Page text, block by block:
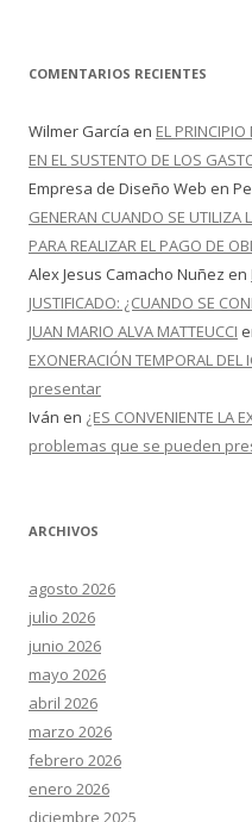
COMENTARIOS RECIENTES
Wilmer García en EL
EN EL SUSTENTO DE LOS
Empresa de Diseño Web en
GENERAN CUANDO SE UTILIZA
PARA REALIZAR EL PAGO DE
Alex Jesus Camacho Nuñez en
JUSTIFICADO: ¿CUANDO SE
JUAN MARIO ALVA MATTEUCCI
EXONERACIÓN TEMPORAL
presentar
Iván en ¿ES CONVENIENTE LA
problemas que se pueden
ARCHIVOS
agosto 2026
julio 2026
junio 2026
mayo 2026
abril 2026
marzo 2026
febrero 2026
enero 2026
diciembre 2025